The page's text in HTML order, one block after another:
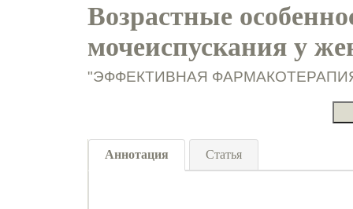
Возрастные
мочеиспускания у
"ЭФФЕКТИВНАЯ ФАРМАКОТЕРАПИЯ.
Аннотация Статья